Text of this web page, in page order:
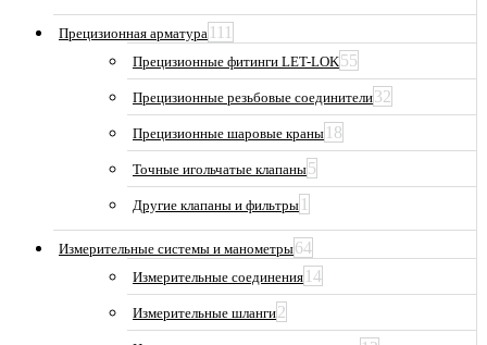
Прецизионная арматура 111
Прецизионные фитинги LET-LOK55
Прецизионные резьбовые соединители32
Прецизионные шаровые краны 18
Точные игольчатые клапаны5
Другие клапаны и фильтры 1
Измерительные системы и манометры64
Измерительные соединения 14
Измерительные шланги2